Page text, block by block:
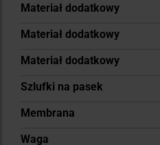
Materiał dodatkowy
Materiał dodatkowy
Materiał dodatkowy
Szlufki na pasek
Membrana
Waga